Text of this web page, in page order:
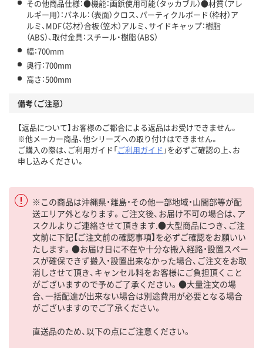
その他商品仕様：●機能：画鋲使用可能（タッカブル）●材質（アレ
ルギー用）：パネル：（表面）クロス、パーティクルボード（枠材）ア
ルミ、MDF（芯材）合板（笠木）アルミ、サイドキャップ：樹脂
（ABS）、取付金具：スチール・樹脂（ABS）
幅：700mm
奥行：700mm
高さ：500mm
備考（ご注意）
【返品について】お客様のご都合による返品はお受けできません。
※他メーカー商品、他シリーズへの取り付けはできません。
ご購入の際は、ご利用ガイド「ご利用ガイド 」を必ずご確認の上、お
申し込みください。
※この商品は沖縄県・離島・その他一部地域・山間部等が配
送エリア外となります。ご注文後、お届け不可の場合は、ア
スクルよりご連絡させて頂きます.●大型商品につき、ご注
文前に下記【ご注文前の確認事項】を必ずご確認をお願いい
たします。●お届け日に不在や十分な搬入経路・設置スペー
スが確保できず搬入・設置出来なかった場合、ご注文をお取
消しさせて頂き、キャンセル料をお客様にご負担頂くこと
がございますので予めご了承ください。●大量注文の場
合、一括配達が出来ない場合は別途費用が必要となる場合
がございますのでご了承ください。
直送品のため、以下の点にご注意ください。